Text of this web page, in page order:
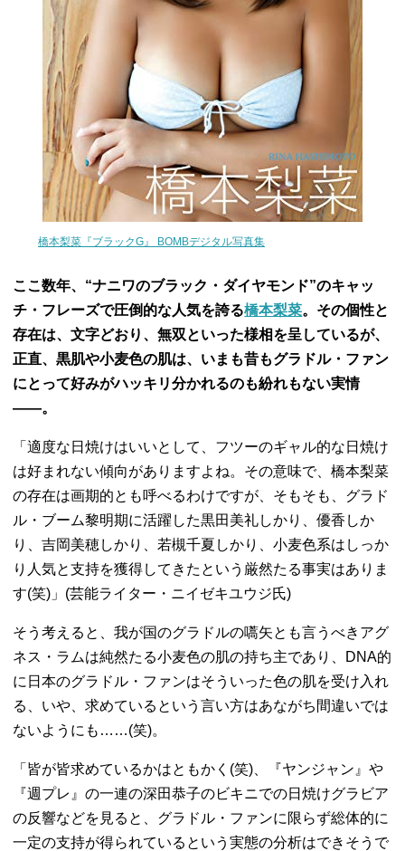
橋本梨菜『ブラックG』 BOMBデジタル写真集
ここ数年、“ナニワのブラック・ダイヤモンド”のキャッ
チ・フレーズで圧倒的な人気を誇る橋本梨菜。その個性と
存在は、文字どおり、無双といった様相を呈しているが、
正直、黒肌や小麦色の肌は、いまも昔もグラドル・ファン
にとって好みがハッキリ分かれるのも紛れもない実情
――。
「適度な日焼けはいいとして、フツーのギャル的な日焼け
は好まれない傾向がありますよね。その意味で、橋本梨菜
の存在は画期的とも呼べるわけですが、そもそも、グラド
ル・ブーム黎明期に活躍した黒田美礼しかり、優香しか
り、吉岡美穂しかり、若槻千夏しかり、小麦色系はしっか
り人気と支持を獲得してきたという厳然たる事実はありま
す(笑)」(芸能ライター・ニイゼキユウジ氏)
そう考えると、我が国のグラドルの嚆矢とも言うべきアグ
ネス・ラムは純然たる小麦色の肌の持ち主であり、DNA的
に日本のグラドル・ファンはそういった色の肌を受け入れ
る、いや、求めているという言い方はあながち間違いでは
ないようにも……(笑)。
「皆が皆求めているかはともかく(笑)、『ヤンジャン』や
『週プレ』の一連の深田恭子のビキニでの日焼けグラビア
の反響などを見ると、グラドル・ファンに限らず総体的に
一定の支持が得られているという実態の分析はできそうで